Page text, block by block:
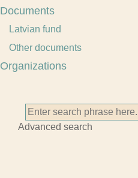
Documents
Latvian fund
Other documents
Organizations
Advanced search